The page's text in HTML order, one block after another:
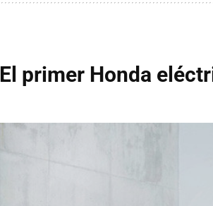
El primer Honda